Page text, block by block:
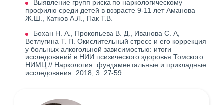
Выявление групп риска по наркологическому
профилю среди детей в возрасте 9-11 лет Аманова
Ж.Ш., Катков А.Л., Пак Т.В.
Бохан Н. А., Прокопьева В. Д., Иванова С. А,
Ветлугина Т. П. Окислительный стресс и его коррекция
у больных алкогольной зависимостью: итоги
исследований в НИИ психического здоровья Томского
НИМЦ // Наркология: фундаментальные и прикладные
исследования. 2018; 3: 27-59.